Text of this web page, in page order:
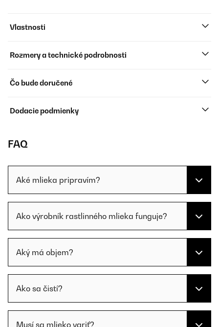
Vlastnosti
Rozmery a technické podrobnosti
Čo bude doručené
Dodacie podmienky
FAQ
Aké mlieka pripravím?
Ako výrobník rastlinného mlieka funguje?
Aký má objem?
Ako sa čistí?
Musí sa mlieko variť?